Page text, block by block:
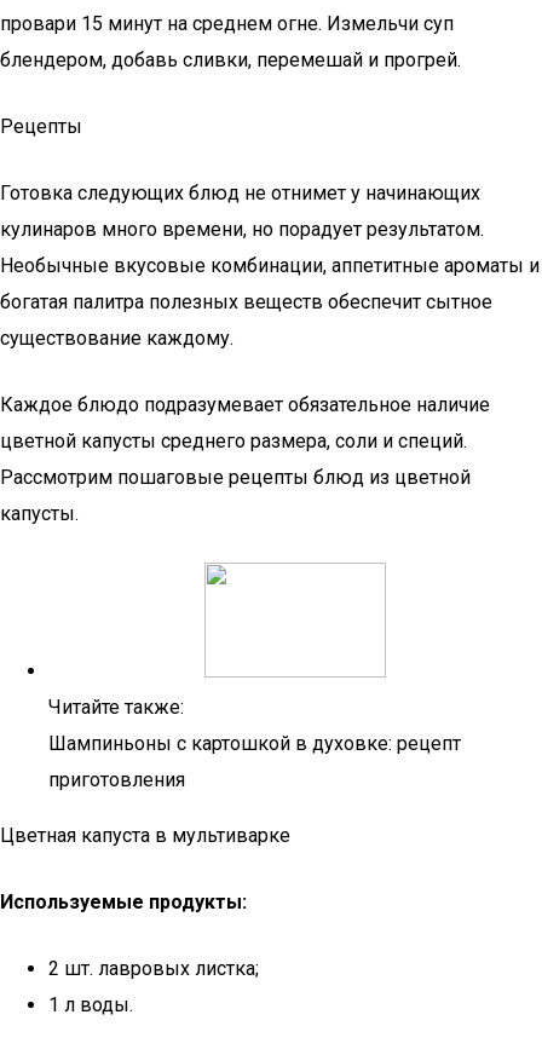
провари 15 минут на среднем огне. Измельчи суп
блендером, добавь сливки, перемешай и прогрей.
Рецепты
Готовка следующих блюд не отнимет у начинающих
кулинаров много времени, но порадует результатом.
Необычные вкусовые комбинации, аппетитные ароматы и
богатая палитра полезных веществ обеспечит сытное
существование каждому.
Каждое блюдо подразумевает обязательное наличие
цветной капусты среднего размера, соли и специй.
Рассмотрим пошаговые рецепты блюд из цветной
капусты.
Читайте также:
Шампиньоны с картошкой в духовке: рецепт
приготовления
Цветная капуста в мультиварке
Используемые продукты:
2 шт. лавровых листка;
1 л воды.